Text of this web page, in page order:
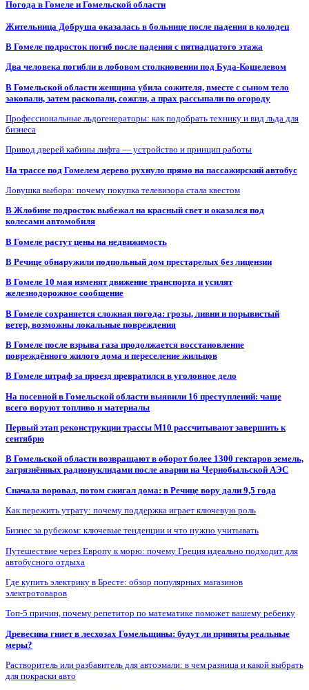
Погода в Гомеле и Гомельской области
Жительница Добруша оказалась в больнице после падения в колодец
В Гомеле подросток погиб после падения с пятнадцатого этажа
Два человека погибли в лобовом столкновении под Буда-Кошелевом
В Гомельской области женщина убила сожителя, вместе с сыном тело
закопали, затем раскопали, сожгли, а прах рассыпали по огороду
Профессиональные льдогенераторы: как подобрать технику и вид льда для
бизнеса
Привод дверей кабины лифта — устройство и принцип работы
На трассе под Гомелем дерево рухнуло прямо на пассажирский автобус
Ловушка выбора: почему покупка телевизора стала квестом
В Жлобине подросток выбежал на красный свет и оказался под
колесами автомобиля
В Гомеле растут цены на недвижимость
В Речице обнаружили подпольный дом престарелых без лицензии
В Гомеле 10 мая изменят движение транспорта и усилят
железнодорожное сообщение
В Гомеле сохраняется сложная погода: грозы, ливни и порывистый
ветер, возможны локальные повреждения
В Гомеле после взрыва газа продолжается восстановление
повреждённого жилого дома и переселение жильцов
В Гомеле штраф за проезд превратился в уголовное дело
На посевной в Гомельской области выявили 16 преступлений: чаще
всего воруют топливо и материалы
Первый этап реконструкции трассы М10 рассчитывают завершить к
сентябрю
В Гомельской области возвращают в оборот более 1300 гектаров земель,
загрязнённых радионуклидами после аварии на Чернобыльской АЭС
Сначала воровал, потом сжигал дома: в Речице вору дали 9,5 года
Как пережить утрату: почему поддержка играет ключевую роль
Бизнес за рубежом: ключевые тенденции и что нужно учитывать
Путешествие через Европу к морю: почему Греция идеально подходит для
автобусного отдыха
Где купить электрику в Бресте: обзор популярных магазинов
электротоваров
Топ-5 причин, почему репетитор по математике поможет вашему ребенку
Древесина гниет в лесхозах Гомельщины: будут ли приняты реальные
меры?
Растворитель или разбавитель для автоэмали: в чем разница и какой выбрать
для покраски авто